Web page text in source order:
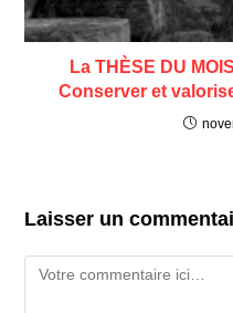
La THÈSE DU
Conserver et
Laisser un